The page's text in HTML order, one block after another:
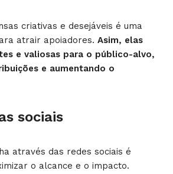
criativas e desejáveis é uma
atrair apoiadores. Asim, elas
e valiosas para o público-alvo,
e aumentando o
sociais
através das redes sociais é
o alcance e o impacto.